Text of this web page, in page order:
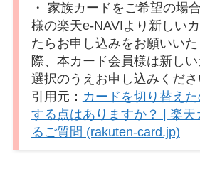
・ 家族カードをご希望の場
様の楽天e-NAVIより新しい
たらお申し込みをお願いい
際、本カード会員様は新し
選択のうえお申し込みくださ
引用元： カードを切り替え
する点はありますか？ | 楽天
るご質問 (rakuten-card.jp)